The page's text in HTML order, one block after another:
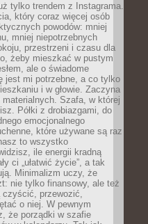
tylko trendem z Instagrama.
który coraz więcej osób
powodów: mniej
mniej niepotrzebnych
przestrzeni i czasu dla
żeby mieszkać w pustym
ale o świadome
jest mi potrzebne, a co tylko
i w głowie. Zaczyna
Szafa, w której
Półki z drobiazgami, do
emocjonalnego
które używane są raz
to wszystko
ile energii kradną
ci „ułatwić życie”, a tak
Minimalizm uczy, że
nie tylko finansowy, ale też
przewozić,
o niej. W pewnym
że porządki w szafie